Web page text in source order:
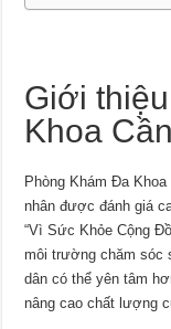
Giới
Khoa
Phòng Khám Đa
nhân được đánh giá
“Vì Sức Khỏe Cộng
môi trường chăm sóc
dân có thể yên tâm
nâng cao chất lượng